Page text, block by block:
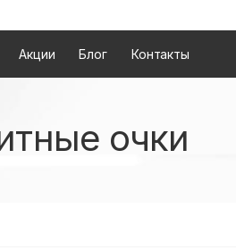
Акции Блог Контакты
очки